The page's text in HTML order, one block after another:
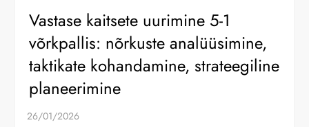
Vastase kaitsete uurimine 5-1
võrkpallis: nõrkuste analüüsimine,
taktikate kohandamine, strateegiline
planeerimine